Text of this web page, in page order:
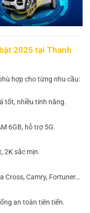
2025 tại Thanh
hợp cho từng nhu cầu:
tốt, nhiều tính năng.
6GB, hỗ trợ 5G.
2K sắc mịn.
Cross, Camry, Fortuner…
an toàn tiên tiến.